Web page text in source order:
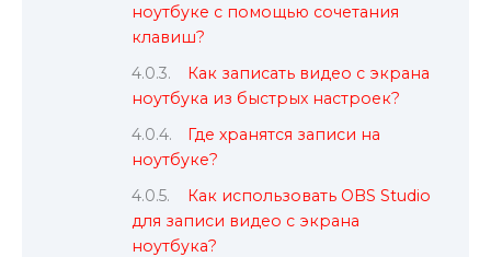
ноутбуке с помощью сочетания
клавиш?
Как записать видео с экрана
ноутбука из быстрых настроек?
Где хранятся записи на
ноутбуке?
Как использовать OBS Studio
для записи видео с экрана
ноутбука?